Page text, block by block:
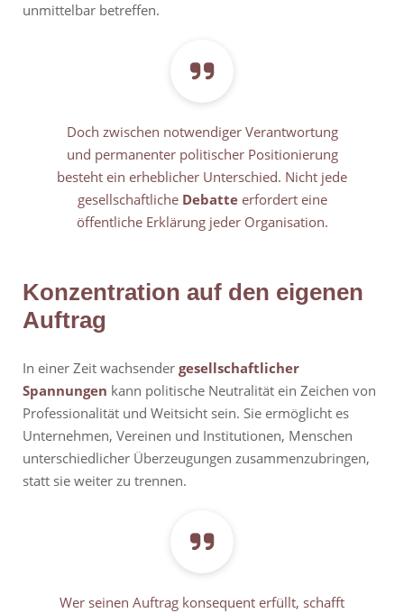
unmittelbar betreffen.
Doch zwischen notwendiger Verantwortung
und permanenter politischer Positionierung
besteht ein erheblicher Unterschied. Nicht jede
gesellschaftliche Debatteerfordert eine
öffentliche Erklärung jeder Organisation.
Konzentration auf den eigenen
Auftrag
In einer Zeit wachsender gesellschaftlicher
Spannungen kann politische Neutralität ein Zeichen von
Professionalität und Weitsicht sein. Sie ermöglicht es
Unternehmen, Vereinen und Institutionen, Menschen
unterschiedlicher Überzeugungen zusammenzubringen,
statt sie weiter zu trennen.
Wer seinen Auftrag konsequent erfüllt, schafft